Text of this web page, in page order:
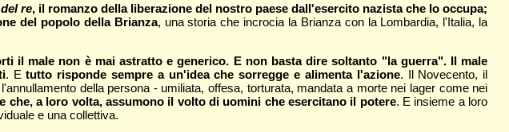
re, il romanzo della liberazione del nostro paese dall'esercito nazista che lo occupa;
del popolo della Brianza, una storia che incrocia la Brianza con la Lombardia, l'Italia, la
il male non è mai astratto e generico. E non basta dire soltanto "la guerra". Il male
. Etutto risponde sempre a un'idea che sorregge e alimenta l'azione. Il Novecento, il
della persona - umiliata, offesa, torturata, mandata a morte nei lager come nei
che, a loro volta, assumono il volto di uomini che esercitano il potere. E insieme a loro
e una collettiva.